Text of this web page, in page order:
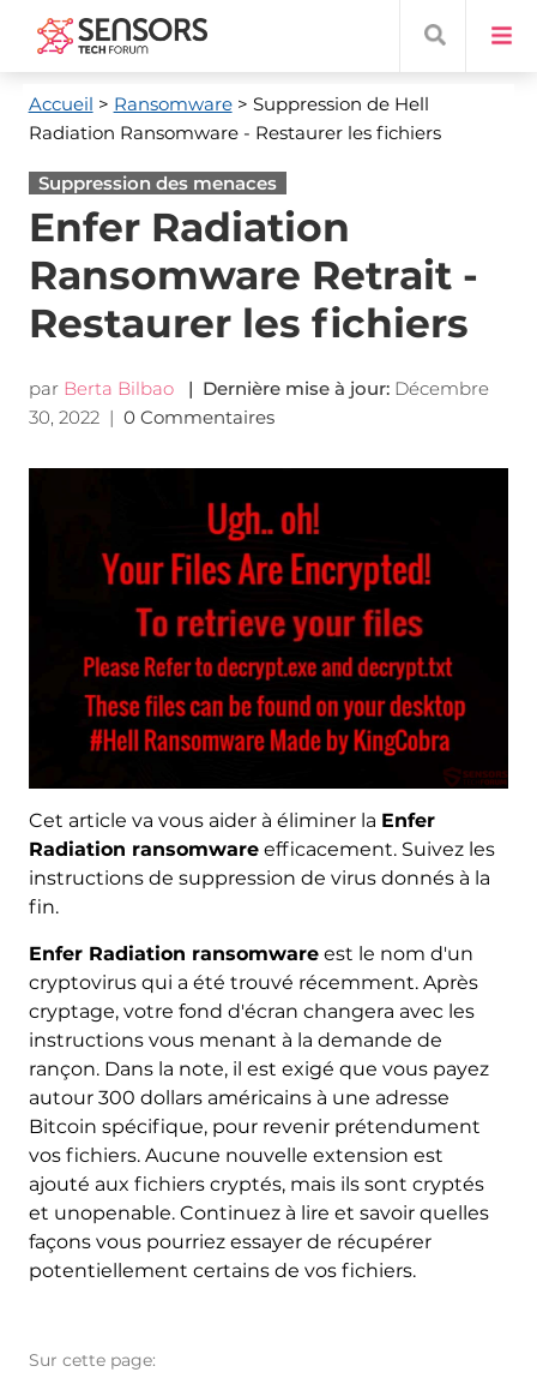
Accueil > Ransomware> Suppression de Hell
Radiation Ransomware - Restaurer les fichiers
Suppression des menaces
Enfer Radiation
Ransomware Retrait -
Restaurer les fichiers
par Berta Bilbao | Dernière mise à jour: Décembre
30, 2022| 0 Commentaires
Cet article va vous aider à éliminer la Enfer
Radiation ransomwareefficacement. Suivez les
instructions de suppression de virus donnés à la
fin.
Enfer Radiation ransomwareest le nom d'un
cryptovirus qui a été trouvé récemment. Après
cryptage, votre fond d'écran changera avec les
instructions vous menant à la demande de
rançon. Dans la note, il est exigé que vous payez
autour 300 dollars américains à une adresse
Bitcoin spécifique, pour revenir prétendument
vos fichiers. Aucune nouvelle extension est
ajouté aux fichiers cryptés, mais ils sont cryptés
et unopenable. Continuez à lire et savoir quelles
façons vous pourriez essayer de récupérer
potentiellement certains de vos fichiers.
Sur cette page: